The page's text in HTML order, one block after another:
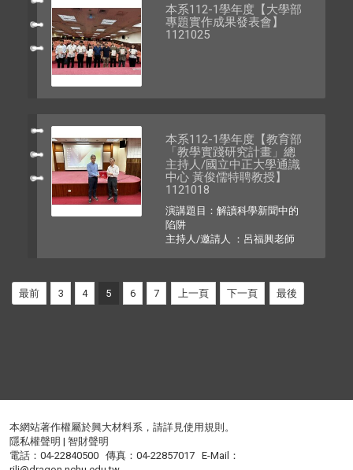
本系112-1學年度【大學部
專題實作成果發表會】
1121025
本系112-1學年度【教育部
「教學實踐研究計畫」總
主持人/國立中正大學通識
中心 黃俊儒特聘教授】
1121018
演講題目：解讀科學新聞中的
陷阱
主持人/邀請人 ：呂福興老師
最前 3 4 5 6 7 上一頁 下一頁 最後
本網站著作權屬於興大材料系，請詳見使用規則 。
隱私權聲明 |智財聲明
電話：04-22840500 傳真：04-22857017 E-Mail：